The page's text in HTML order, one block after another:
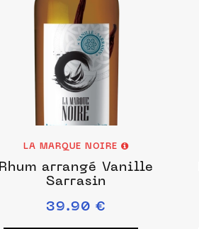
LA MARQUE NOIRE
Rhum arrangé Vanille
Sarrasin
39.90 €